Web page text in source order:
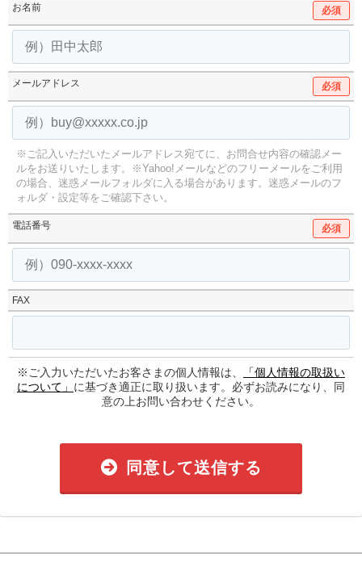
お名前 必須
メールアドレス 必須
※ご記入いただいたメールアドレス宛てに、お問合せ内容の確認メー
ルをお送りいたします。
※Yahoo!メールなどのフリーメールをご利用
の場合、迷惑メールフォルダに入る場合があります。 迷惑メールのフ
ォルダ・設定等をご確認下さい。
電話番号 必須
FAX
※ご入力いただいたお客さまの個人情報は、
「個人情報の取扱い
について」 に基づき適正に取り扱います。必ずお読みになり、同
意の上お問い合わせください。
同意して送信する